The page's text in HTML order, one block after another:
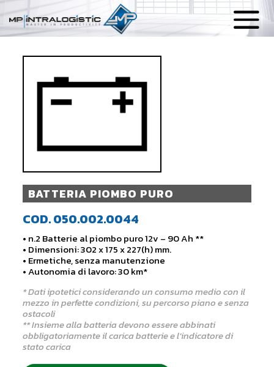
BATTERIA PIOMBO PURO
COD. 050.002.0044
• n.2 Batterie al piombo puro 12v – 90 Ah **
• Dimensioni: 302 x 175 x 227(h) mm.
• Ermetiche, senza manutenzione
• Autonomia di lavoro: 30 km*
* Dati ipotetici considerando un consumo medio con il
mezzo in perfette condizioni, su percorso piano e senza
ostacoli
** Insieme alla batteria devono essere abbinati
obbligatoriamente il carica batterie e l’indicatore di
stato carica